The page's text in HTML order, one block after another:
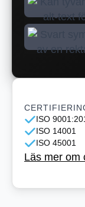
ISO
ISO 14001
ISO 45001
Läs mer om